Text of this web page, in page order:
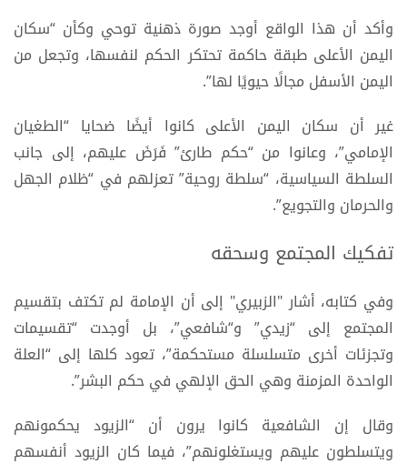
وأكد أن هذا الواقع أوجد صورة ذهنية توحي وكأن “سكان
اليمن الأعلى طبقة حاكمة تحتكر الحكم لنفسها، وتجعل من
اليمن الأسفل مجالًا حيويًا لها”.
غير أن سكان اليمن الأعلى كانوا أيضًا ضحايا “الطغيان
الإمامي”، وعانوا من “حكم طارئ” فَرَضَ عليهم، إلى جانب
السلطة السياسية، “سلطة روحية” تعزلهم في “ظلام الجهل
والحرمان والتجويع”.
تفكيك المجتمع وسحقه
وفي كتابه، أشار "الزبيري" إلى أن الإمامة لم تكتف بتقسيم
المجتمع إلى “زيدي” و“شافعي”، بل أوجدت “تقسيمات
وتجزئات أخرى متسلسلة مستحكمة”، تعود كلها إلى “العلة
الواحدة المزمنة وهي الحق الإلهي في حكم البشر”.
وقال إن الشافعية كانوا يرون أن “الزيود يحكمونهم
ويتسلطون عليهم ويستغلونهم”، فيما كان الزيود أنفسهم